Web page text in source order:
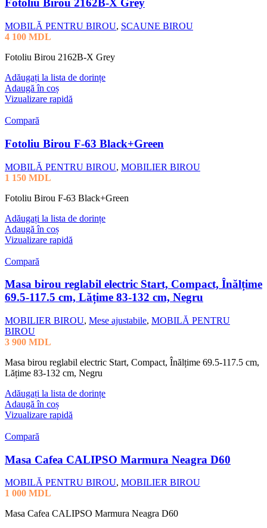
Fotoliu Birou 2162B-X Grey
MOBILĂ PENTRU BIROU, SCAUNE BIROU
4 100 MDL
Fotoliu Birou 2162B-X Grey
Adăugați la lista de dorințe
Adaugă în coș
Vizualizare rapidă
Compară
Fotoliu Birou F-63 Black+Green
MOBILĂ PENTRU BIROU, MOBILIER BIROU
1 150 MDL
Fotoliu Birou F-63 Black+Green
Adăugați la lista de dorințe
Adaugă în coș
Vizualizare rapidă
Compară
Masa birou reglabil electric Start, Compact, Înălțime
69.5-117.5 cm, Lățime 83-132 cm, Negru
MOBILIER BIROU, Mese ajustabile, MOBILĂ PENTRU
BIROU
3 900 MDL
Masa birou reglabil electric Start, Compact, Înălțime 69.5-117.5 cm,
Lățime 83-132 cm, Negru
Adăugați la lista de dorințe
Adaugă în coș
Vizualizare rapidă
Compară
Masa Cafea CALIPSO Marmura Neagra D60
MOBILĂ PENTRU BIROU, MOBILIER BIROU
1 000 MDL
Masa Cafea CALIPSO Marmura Neagra D60